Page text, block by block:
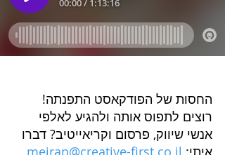
החסות של הפודקאסט התפנתה!
רוצים לתפוס אותה ולהגיע לאלפי
אנשי שיווק, פרסום וקריאייטיב? דברו
איתי: meiran@creative-first.co.il